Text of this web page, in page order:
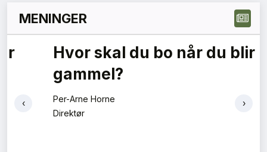
MENINGER
Skal dagslys bli et klasseskille
i boligmarkedet?
Helga Iselin Wåseth og Veronika Zaikina
Fagansvarlig og førsteamanuensis
‹ ›